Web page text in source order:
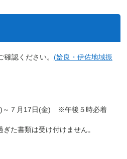
認ください。 (姶良・伊佐地域振
)～７月17日(金) ※午後５時必着
た書類は受け付けません。